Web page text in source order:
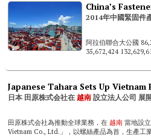
2014年中國緊固件
阿拉伯聯合大公國
35,672,424
Japanese Tahara Sets Up
日本 田原株式会社在越南設立法人公司 展
田原株式会社為推動全球業務，在 越南當地設
Vietnam Co., Ltd.」，以螺絲產品為首，生產工